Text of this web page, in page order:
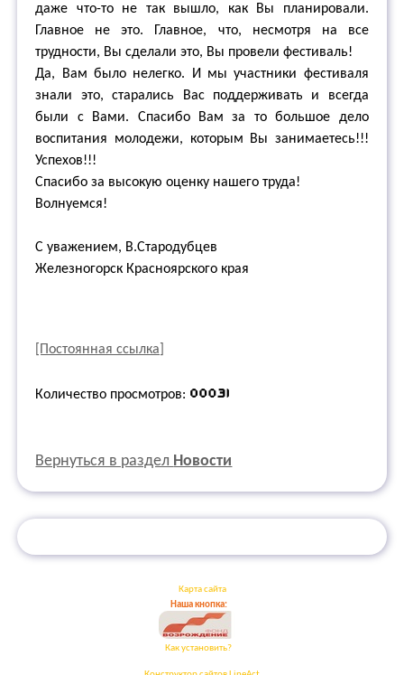
даже что-то не так вышло, как Вы планировали.
Главное не это. Главное, что, несмотря на все
трудности, Вы сделали это, Вы провели фестиваль!
Да, Вам было нелегко. И мы участники фестиваля
знали это, старались Вас поддерживать и всегда
были с Вами. Спасибо Вам за то большое дело
воспитания молодежи, которым Вы занимаетесь!!!
Успехов!!!
Спасибо за высокую оценку нашего труда!
Волнуемся!
С уважением, В.Стародубцев
Железногорск Красноярского края
[Постоянная ссылка]
Количество просмотров:
Вернуться в раздел Новости
Карта сайта
Наша кнопка:
Как установить?